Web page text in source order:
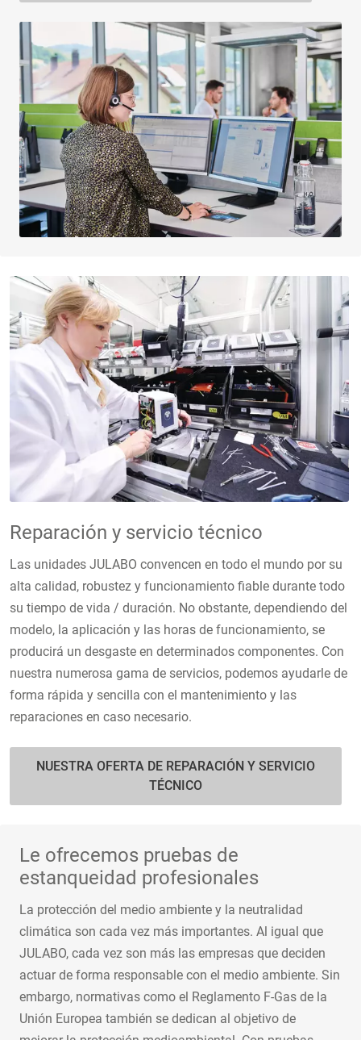
Reparación y servicio técnico
Las unidades JULABO convencen en todo el mundo por su
alta calidad, robustez y funcionamiento fiable durante todo
su tiempo de vida / duración. No obstante, dependiendo del
modelo, la aplicación y las horas de funcionamiento, se
producirá un desgaste en determinados componentes. Con
nuestra numerosa gama de servicios, podemos ayudarle de
forma rápida y sencilla con el mantenimiento y las
reparaciones en caso necesario.
NUESTRA OFERTA DE REPARACIÓN Y SERVICIO
TÉCNICO
Le ofrecemos pruebas de
estanqueidad profesionales
La protección del medio ambiente y la neutralidad
climática son cada vez más importantes. Al igual que
JULABO, cada vez son más las empresas que deciden
actuar de forma responsable con el medio ambiente. Sin
embargo, normativas como el Reglamento F-Gas de la
Unión Europea también se dedican al objetivo de